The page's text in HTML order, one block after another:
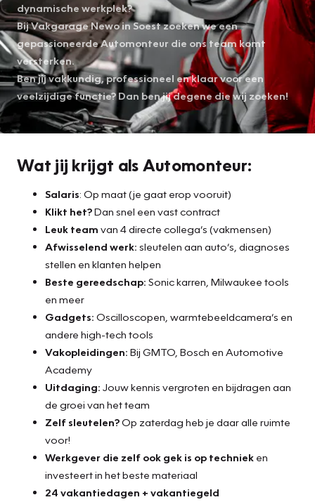
dynamische werkplek?
Bij Vakgarage Newo in Soest zoeken we een
gepassioneerde Automonteur die ons team komt
versterken.
Ben jij vakkundig, professioneel en klaar voor een
veelzijdige functie? Dan ben jij degene die wij zoeken!
Wat jij krijgt als Automonteur:
Salaris: Op maat (je gaat erop vooruit)
Klikt het?Dan snel een vast contract
Leuk team van 4 directe collega’s (vakmensen)
Afwisselend werk: sleutelen aan auto’s, diagnoses
stellen en klanten helpen
Beste gereedschap: Sonic karren, Milwaukee tools
en meer
Gadgets: Oscilloscopen, warmtebeeldcamera’s en
andere high-tech tools
Vakopleidingen: Bij GMTO, Bosch en Automotive
Academy
Uitdaging: Jouw kennis vergroten en bijdragen aan
de groei van het team
Zelf sleutelen?Op zaterdag heb je daar alle ruimte
voor!
Werkgever die zelf ook gek is op techniek en
investeert in het beste materiaal
24 vakantiedagen + vakantiegeld